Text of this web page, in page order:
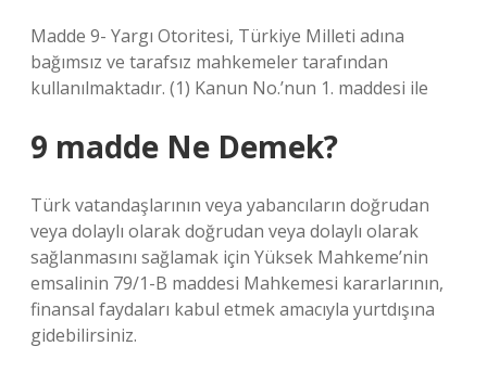
Madde 9- Yargı Otoritesi, Türkiye Milleti adına
bağımsız ve tarafsız mahkemeler tarafından
kullanılmaktadır. (1) Kanun No.’nun 1. maddesi ile
9 madde Ne Demek?
Türk vatandaşlarının veya yabancıların doğrudan
veya dolaylı olarak doğrudan veya dolaylı olarak
sağlanmasını sağlamak için Yüksek Mahkeme’nin
emsalinin 79/1-B maddesi Mahkemesi kararlarının,
finansal faydaları kabul etmek amacıyla yurtdışına
gidebilirsiniz.